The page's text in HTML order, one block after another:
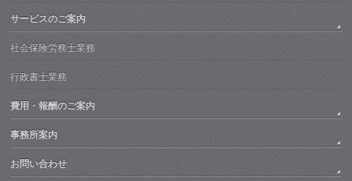
サービスのご案内
社会保険労務士業務
行政書士業務
費用・報酬のご案内
事務所案内
お問い合わせ